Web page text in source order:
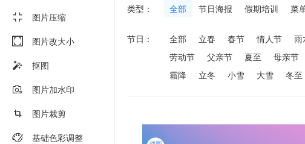
图片压缩
图片改大小
抠图
图片加水印
图片裁剪
基础色彩调整
类型： 全部 节日海报 假期培训 菜
节日： 全部 立春 春节 情人节 雨
劳动节
父亲节 夏至 母亲节
霜降
立冬 小雪 大雪 冬至